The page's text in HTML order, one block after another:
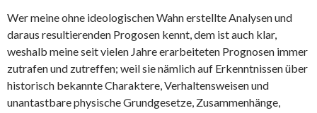
Wer meine ohne ideologischen Wahn erstellte Analysen und
daraus resultierenden Progosen kennt, dem ist auch klar,
weshalb meine seit vielen Jahre erarbeiteten Prognosen immer
zutrafen und zutreffen; weil sie nämlich auf Erkenntnissen über
historisch bekannte Charaktere, Verhaltensweisen und
unantastbare physische Grundgesetze, Zusammenhänge,